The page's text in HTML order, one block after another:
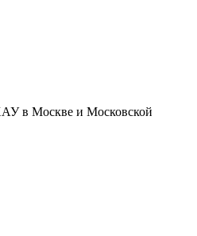
в Москве и Московской